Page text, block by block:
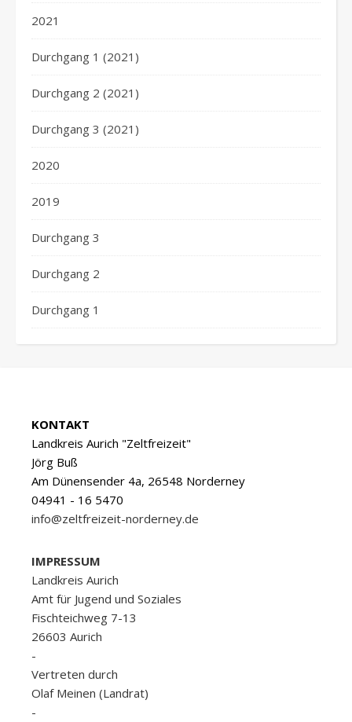
2021
Durchgang 1 (2021)
Durchgang 2 (2021)
Durchgang 3 (2021)
2020
2019
Durchgang 3
Durchgang 2
Durchgang 1
KONTAKT
Landkreis Aurich "Zeltfreizeit"
Jörg Buß
Am Dünensender 4a, 26548 Norderney
04941 - 16 5470
info@zeltfreizeit-norderney.de
IMPRESSUM
Landkreis Aurich
Amt für Jugend und Soziales
Fischteichweg 7-13
26603 Aurich
-
Vertreten durch
Olaf Meinen (Landrat)
-